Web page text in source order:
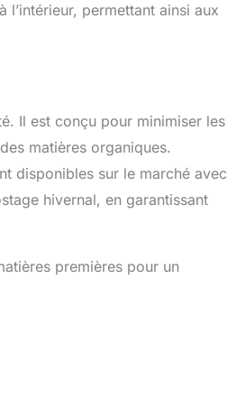
permettant ainsi aux
Il est conçu pour minimiser les
matières organiques.
disponibles sur le marché avec
hivernal, en garantissant
premières pour un